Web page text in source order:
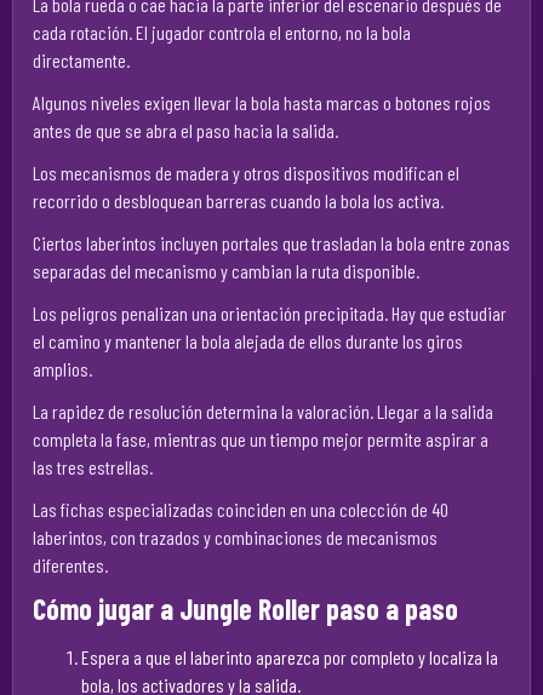
cada rotación. El jugador controla el entorno, no la bola
directamente.
Algunos niveles exigen llevar la bola hasta marcas o botones rojos
antes de que se abra el paso hacia la salida.
Los mecanismos de madera y otros dispositivos modifican el
recorrido o desbloquean barreras cuando la bola los activa.
Ciertos laberintos incluyen portales que trasladan la bola entre zonas
separadas del mecanismo y cambian la ruta disponible.
Los peligros penalizan una orientación precipitada. Hay que estudiar
el camino y mantener la bola alejada de ellos durante los giros
amplios.
La rapidez de resolución determina la valoración. Llegar a la salida
completa la fase, mientras que un tiempo mejor permite aspirar a
las tres estrellas.
Las fichas especializadas coinciden en una colección de 40
laberintos, con trazados y combinaciones de mecanismos
diferentes.
Cómo jugar a Jungle Roller paso a paso
Espera a que el laberinto aparezca por completo y localiza la
bola, los activadores y la salida.